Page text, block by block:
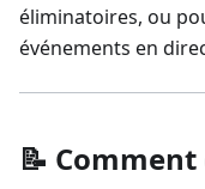
éliminatoires, ou
événements en
📝